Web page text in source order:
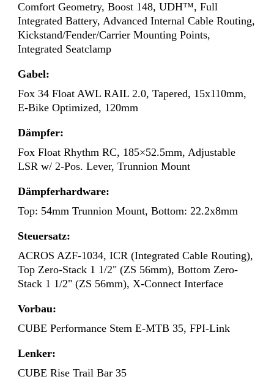
Comfort Geometry, Boost 148, UDH™, Full
Integrated Battery, Advanced Internal Cable Routing,
Kickstand/Fender/Carrier Mounting Points,
Integrated Seatclamp
Gabel:
Fox 34 Float AWL RAIL 2.0, Tapered, 15x110mm,
E-Bike Optimized, 120mm
Dämpfer:
Fox Float Rhythm RC, 185×52.5mm, Adjustable
LSR w/ 2-Pos. Lever, Trunnion Mount
Dämpferhardware:
Top: 54mm Trunnion Mount, Bottom: 22.2x8mm
Steuersatz:
ACROS AZF-1034, ICR (Integrated Cable Routing),
Top Zero-Stack 1 1/2" (ZS 56mm), Bottom Zero-
Stack 1 1/2" (ZS 56mm), X-Connect Interface
Vorbau:
CUBE Performance Stem E-MTB 35, FPI-Link
Lenker:
CUBE Rise Trail Bar 35